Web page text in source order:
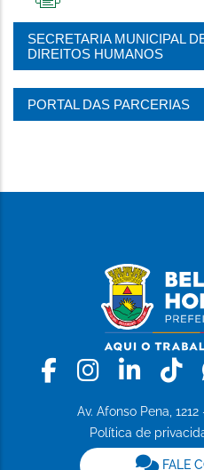
PÁGINA
SECRETARIA MUNICIPAL
DIREITOS HUMANOS
PORTAL DAS PARCERIAS
Facebook
Av. Afonso Pena,
Política de
FALE